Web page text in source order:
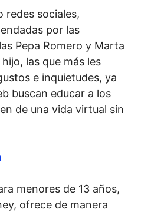
redes sociales,
por las
Pepa Romero y Marta
las que más les
e inquietudes, ya
buscan educar a los
de una vida virtual sin
menores de 13 años,
ofrece de manera